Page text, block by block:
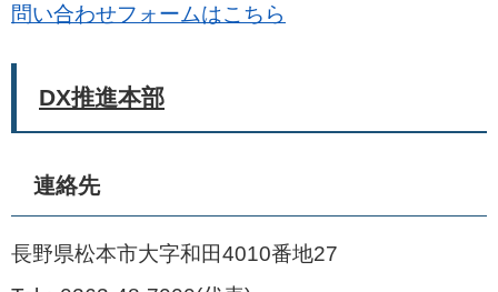
問い合わせフォームはこちら
DX推進本部
連絡先
長野県松本市大字和田4010番地27